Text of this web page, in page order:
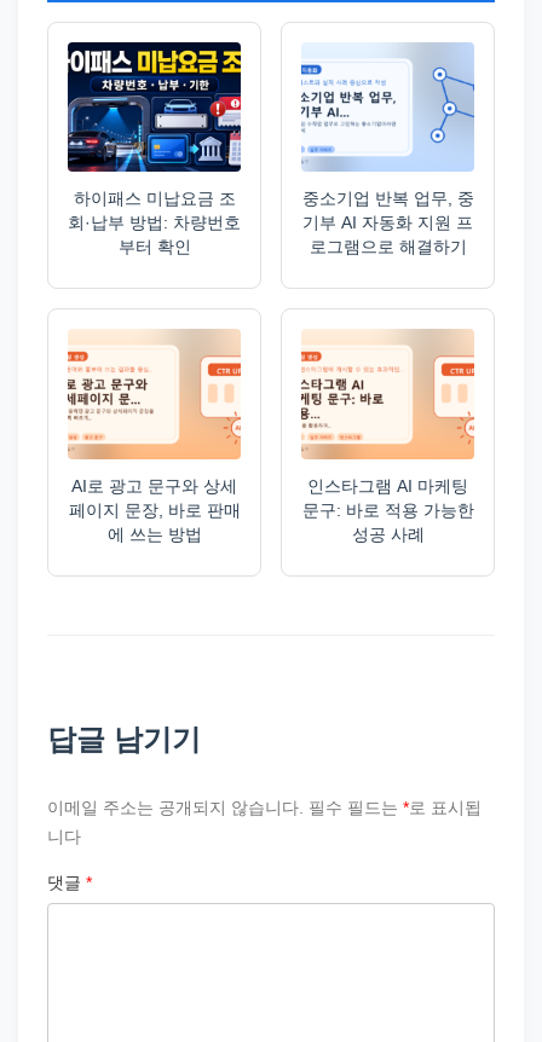
하이패스 미납요금 조
회·납부 방법: 차량번호
부터 확인
중소기업 반복 업무, 중
기부 AI 자동화 지원 프
로그램으로 해결하기
AI로 광고 문구와 상세
페이지 문장, 바로 판매
에 쓰는 방법
인스타그램 AI 마케팅
문구: 바로 적용 가능한
성공 사례
답글 남기기
이메일 주소는 공개되지 않습니다. 필수 필드는 *로 표시됩
니다
댓글 *